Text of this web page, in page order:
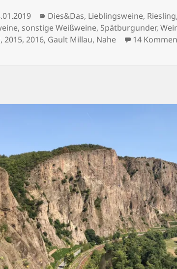
Kategorien
Dies&Das, Lieblingsweine, Riesling,
, sonstige Weißweine, Spätburgunder,
,2015,2016, Gault Millau, Nahe 14